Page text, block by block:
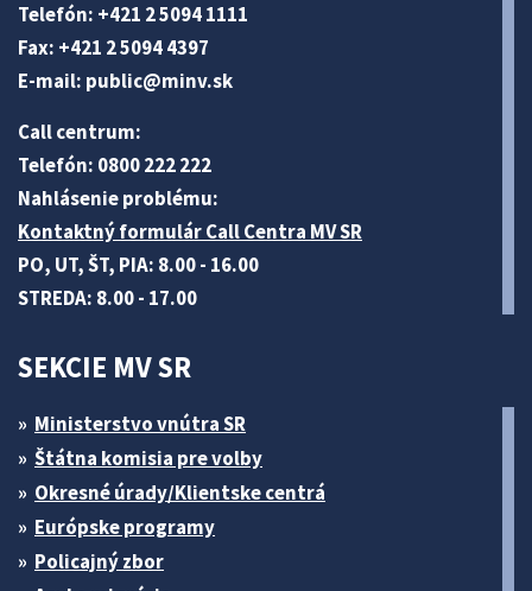
Telefón: +421 2 5094 1111
Fax: +421 2 5094 4397
E-mail: public@minv.sk
Call centrum:
Telefón: 0800 222 222
Nahlásenie problému:
Kontaktný formulár Call Centra MV SR
PO, UT, ŠT, PIA: 8.00 - 16.00
STREDA: 8.00 - 17.00
SEKCIE MV SR
Ministerstvo vnútra SR
Štátna komisia pre volby
Okresné úrady/Klientske centrá
Európske programy
Policajný zbor